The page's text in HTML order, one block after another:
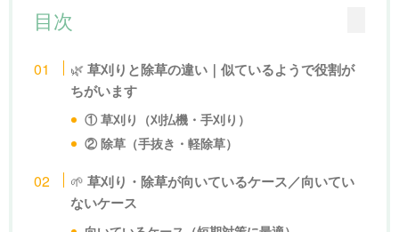
目次
🌿草刈りと除草の違い｜似ているようで役割が
ちがいます
① 草刈り（刈払機・手刈り）
② 除草（手抜き・軽除草）
🌱草刈り・除草が向いているケース／向いてい
ないケース